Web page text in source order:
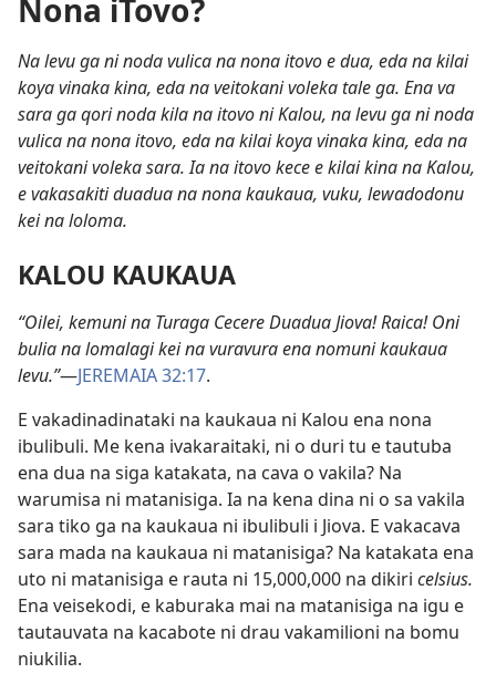
Nona iTovo?
Na levu ga ni noda vulica na nona itovo e dua, eda na kilai
koya vinaka kina, eda na veitokani voleka tale ga. Ena va
sara ga qori noda kila na itovo ni Kalou, na levu ga ni noda
vulica na nona itovo, eda na kilai koya vinaka kina, eda na
veitokani voleka sara. Ia na itovo kece e kilai kina na Kalou,
e vakasakiti duadua na nona kaukaua, vuku, lewadodonu
kei na loloma.
KALOU KAUKAUA
“Oilei, kemuni na Turaga Cecere Duadua Jiova! Raica! Oni
bulia na lomalagi kei na vuravura ena nomuni kaukaua
levu.”—JEREMAIA 32:17.
E vakadinadinataki na kaukaua ni Kalou ena nona
ibulibuli. Me kena ivakaraitaki, ni o duri tu e tautuba
ena dua na siga katakata, na cava o vakila? Na
warumisa ni matanisiga. Ia na kena dina ni o sa vakila
sara tiko ga na kaukaua ni ibulibuli i Jiova. E vakacava
sara mada na kaukaua ni matanisiga? Na katakata ena
uto ni matanisiga e rauta ni 15,000,000 na dikiri celsius.
Ena veisekodi, e kaburaka mai na matanisiga na igu e
tautauvata na kacabote ni drau vakamilioni na bomu
niukilia.